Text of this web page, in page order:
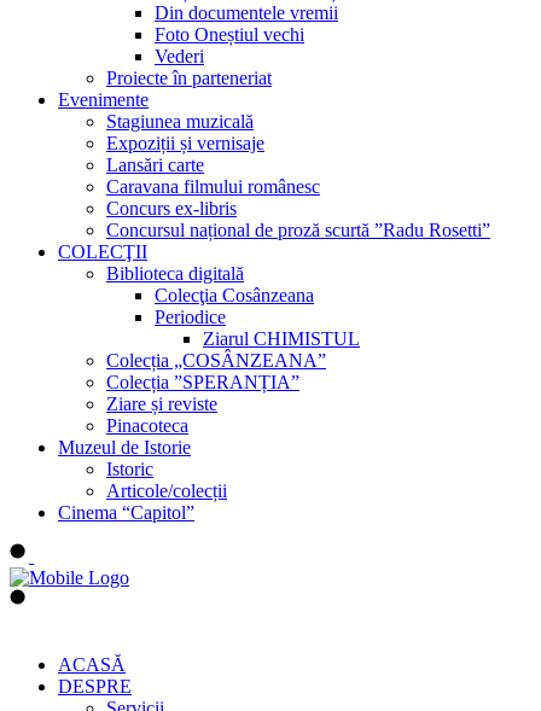
Din documentele vremii
Foto Oneștiul vechi
Vederi
Proiecte în parteneriat
Evenimente
Stagiunea muzicală
Expoziții și vernisaje
Lansări carte
Caravana filmului românesc
Concurs ex-libris
Concursul național de proză scurtă ”Radu Rosetti”
COLECŢII
Biblioteca digitală
Colecţia Cosânzeana
Periodice
Ziarul CHIMISTUL
Colecția „COSÂNZEANA”
Colecția ”SPERANȚIA”
Ziare și reviste
Pinacoteca
Muzeul de Istorie
Istoric
Articole/colecții
Cinema “Capitol”
ACASĂ
DESPRE